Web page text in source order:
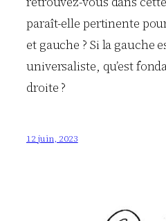
paraît-elle pertinente
et gauche ? Si la gauche
universaliste, qu’est
droite ?
12 juin, 2023